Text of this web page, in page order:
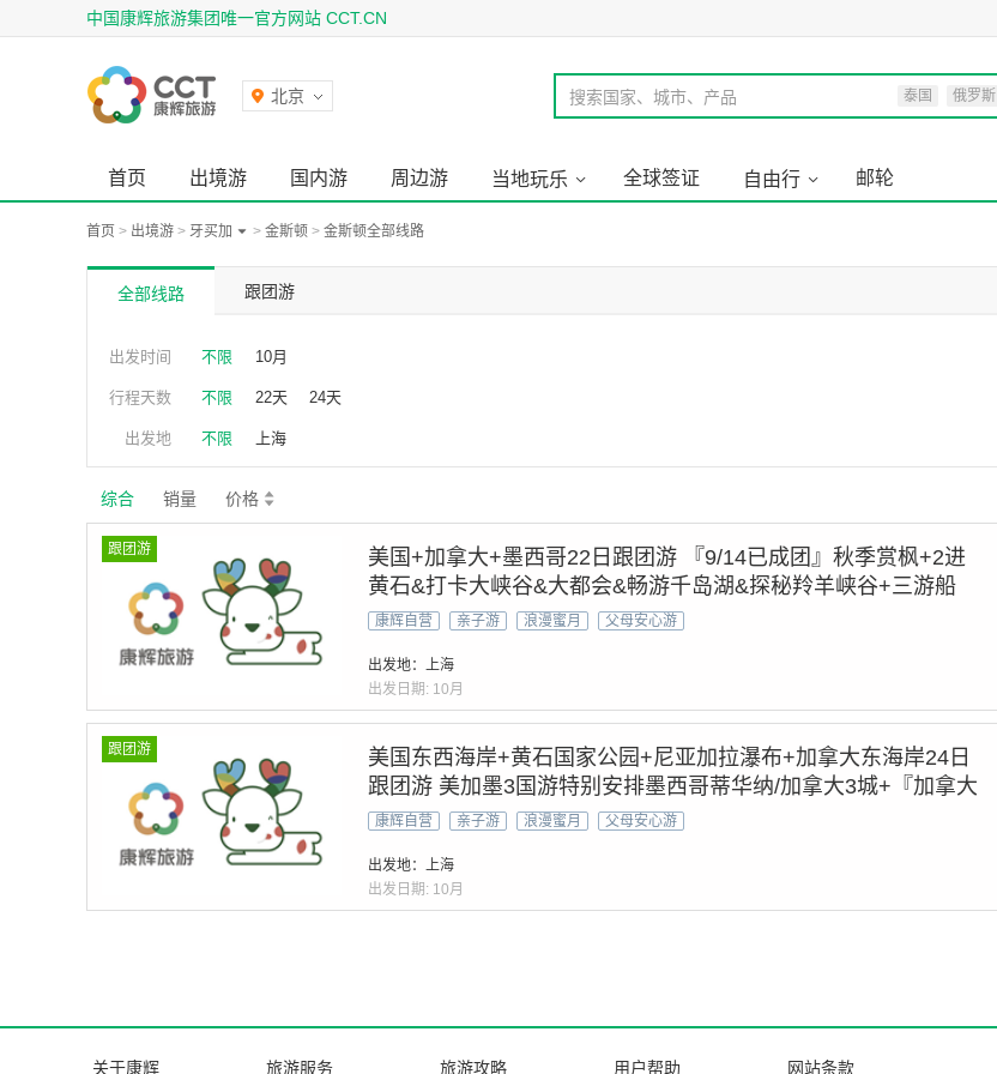
中国康辉旅游集团唯一官方网站 CCT.CN
北京 搜索国家、城市、产品 泰国 俄罗斯
首页 出境游 国内游 周边游 当地玩乐 全球签证 自由行 邮轮
首页 > 出境游 > 牙买加 > 金斯顿 > 金斯顿全部线路
全部线路 跟团游
出发时间 不限 10月
行程天数 不限 22天 24天
出发地 不限 上海
综合 销量 价格
跟团游
美国+加拿大+墨西哥22日跟团游 『9/14已成团』秋季赏枫+2进
黄石&打卡大峡谷&大都会&畅游千岛湖&探秘羚羊峡谷+三游船
康辉自营 亲子游 浪漫蜜月 父母安心游
出发地：上海
出发日期: 10月
跟团游
美国东西海岸+黄石国家公园+尼亚加拉瀑布+加拿大东海岸24日
跟团游 美加墨3国游特别安排墨西哥蒂华纳/加拿大3城+『加拿大
段看瀑布』双游船+三大摄影胜地
康辉自营 亲子游 浪漫蜜月 父母安心游
出发地：上海
出发日期: 10月
关于康辉 旅游服务 旅游攻略 用户帮助 网站条款